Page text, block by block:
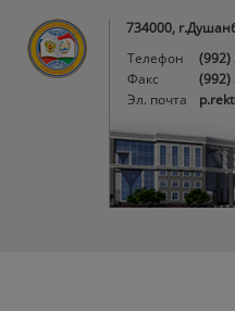
734000,
Телефон
(992)
Факс
(992)
Эл. почта